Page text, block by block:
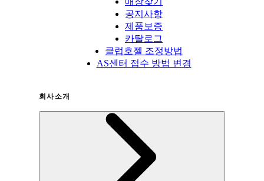
공지사항
제품보증
카탈로그
클럽호젤 조정방법
AS센터 접수 방법 변경
회사소개